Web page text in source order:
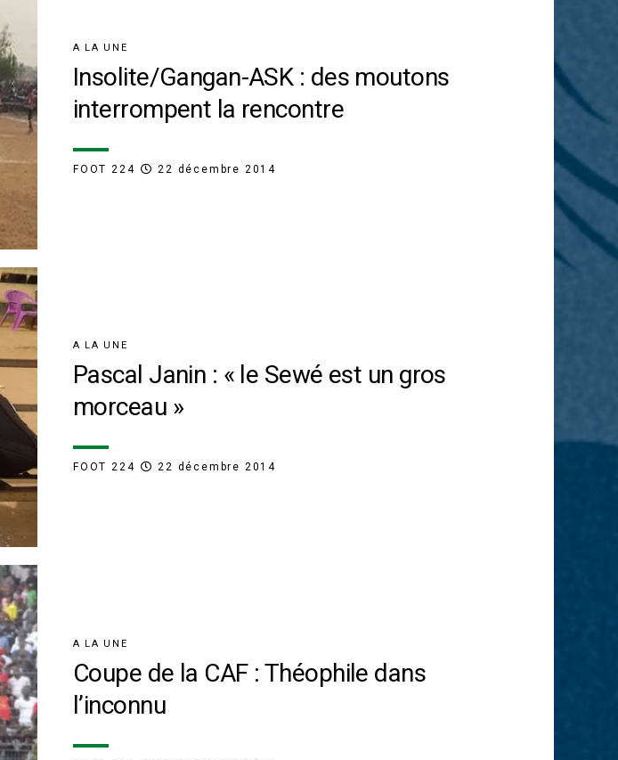
A LA UNE
Insolite/Gangan-ASK : des moutons
interrompent la rencontre
FOOT 224 22 décembre 2014
A LA UNE
Pascal Janin : « le Sewé est un gros
morceau »
FOOT 224 22 décembre 2014
A LA UNE
Coupe de la CAF : Théophile dans
l’inconnu